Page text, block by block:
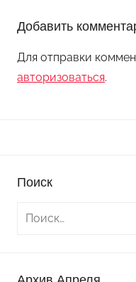
Добавить
Для отправки
авторизоваться.
Поиск